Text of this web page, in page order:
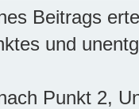
Beitrags
und
Punkt 2,